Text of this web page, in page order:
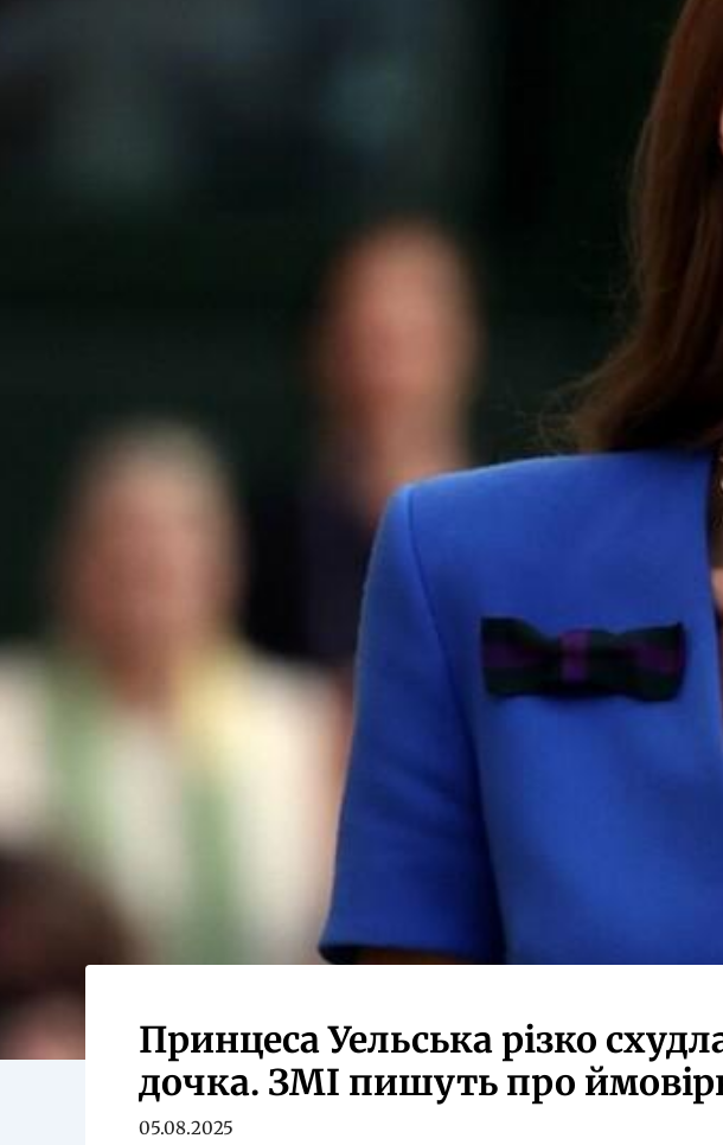
Принцеса Уельська різко
дочка. ЗМІ пишуть про
05.08.2025